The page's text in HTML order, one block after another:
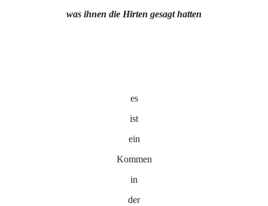
was ihnen die Hirten gesagt hatten
es
ist
ein
Kommen
in
der